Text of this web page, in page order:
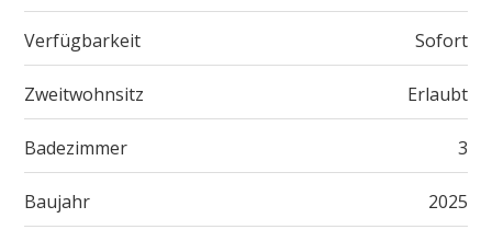
Verfügbarkeit Sofort
Zweitwohnsitz Erlaubt
Badezimmer 3
Baujahr 2025